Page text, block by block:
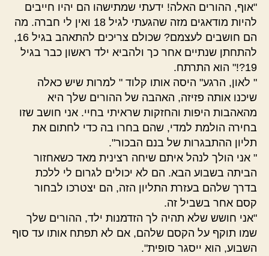
"אוף, ההורים האלה! ידעתי שמתישהו הם יהיו חייבים
להיות מודאגים מזה שהגעתי לגיל 18 ואין לי חברה. מה
הם חושבים לעצמם? שכולם צריכים להתאהב בגיל 16,
להתחתן שנתיים אחר כך ולהביא ילד ראשון כבר בגיל
19?!" הוא התרתח.
" לאון, הרגע" היסה אותו קלוד " למרות שיש כאלה
שיכנו אותה פזיזה, האהבה של ההורים שלך היא
מהאהבות היפות והחזקות שראיתי בחיי. אני חושב שזו
בחירה הולמת למדי, שהם בחרו בה כדי לחתום את
תליון ההתבגרות של בנם הבכור".
" אני הולך לנהל איתם שיחה רצינית מאד כשאחזור
הביתה בשבוע הבא. הם לא יכולים לגרום לי ללכת
בדרך שלהם בעזרת התליון הזה, הם יצטרכו לבחור
קסם אחר בשביל זה.
"אני חושש שלא תהיה לך הזדמנות ילד, ההורים שלך
שמו תוקף על הקסם שלהם, אם לא תפתח אותו עד סוף
השבוע, הוא ייסגר סופית".